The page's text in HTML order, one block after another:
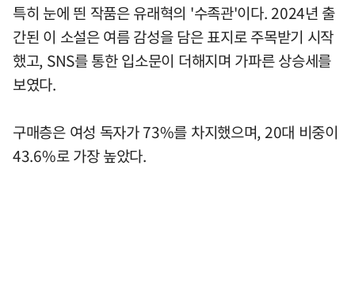
특히 눈에 띈 작품은 유래혁의 '수족관'이다. 2024년 출
간된 이 소설은 여름 감성을 담은 표지로 주목받기 시작
했고, SNS를 통한 입소문이 더해지며 가파른 상승세를
보였다.
구매층은 여성 독자가 73%를 차지했으며, 20대 비중이
43.6%로 가장 높았다.